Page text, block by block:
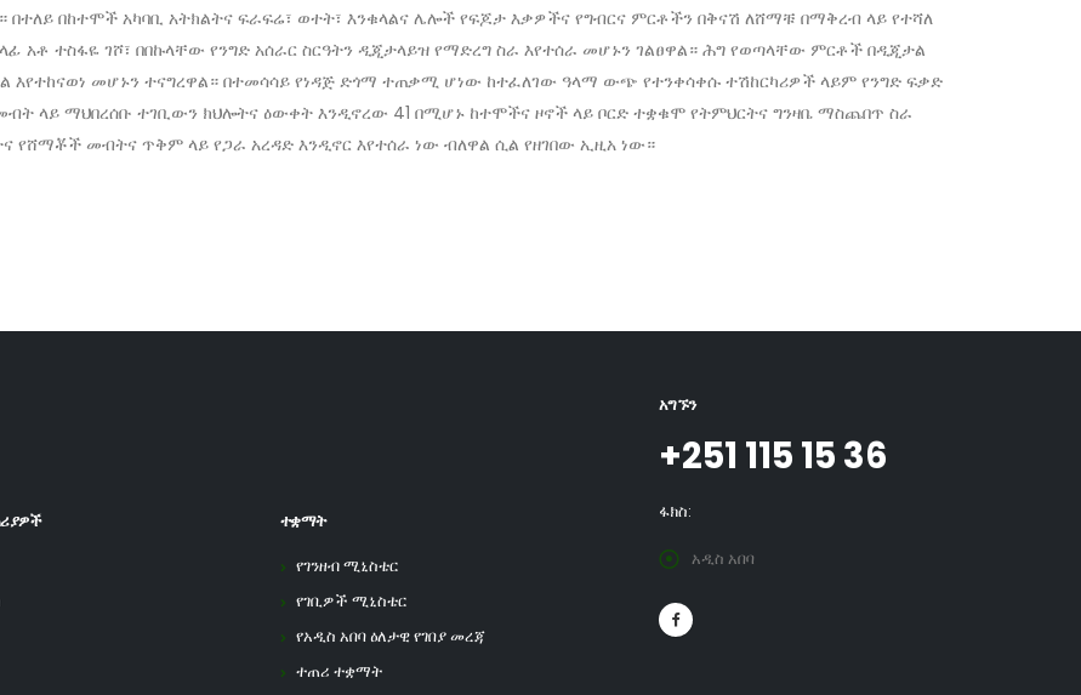
በከተሞች አካባቢ አትክልትና ፍራፍሬ፣ ወተት፣ እንቁላልና ሌሎች የፍጆታ እቃዎችና የግብርና ምርቶችን በቅናሽ ለሸማቹ በማቅረብ ላይ የተሻለ
አቶ ተስፋዬ ገሾ፣ በበኩላቸው የንግድ አሰራር ስርዓትን ዲጂታላይዝ የማድረግ ስራ እየተሰራ መሆኑን ገልፀዋል። ሕግ የወጣላቸው ምርቶች በዲጂታል
እየተከናወነ መሆኑን ተናግረዋል። በተመሳሳይ የነዳጅ ድጎማ ተጠቃሚ ሆነው ከተፈለገው ዓላማ ውጭ የተንቀሳቀሱ ተሽከርካሪዎች ላይም የንግድ ፍቃድ
ላይ ማህበረሰቡ ተገቢውን ክህሎትና ዕውቀት እንዲኖረው 41 በሚሆኑ ከተሞችና ዞኖች ላይ ቦርድ ተቋቁሞ የትምህርትና ግንዛቤ ማስጨበጥ ስራ
የሸማቾች መብትና ጥቅም ላይ የጋራ አረዳድ እንዲኖር እየተሰራ ነው ብለዋል ሲል የዘገበው ኢዚአ ነው።
ተቋማት
የገንዘብ ሚኒስቴር
የገቢዎች ሚኒስቴር
የአዲስ አበባ ዕለታዊ የገበያ መረጃ
ተጠሪ ተቋማት
አግኙን
+251 115 15 36
ፋክስ:
አዲስ አበባ